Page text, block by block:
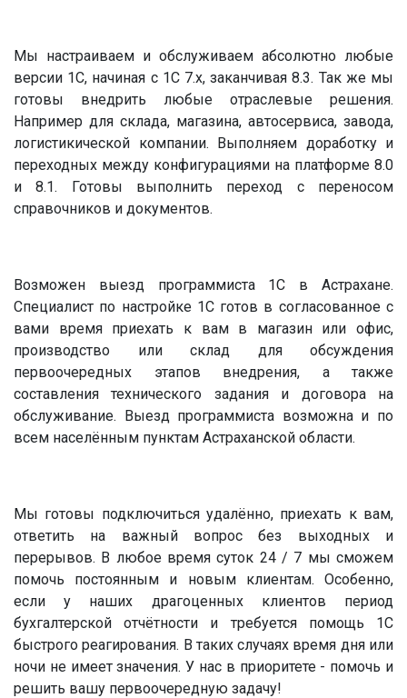
Мы настраиваем и обслуживаем абсолютно любые
версии 1С, начиная с 1С 7.х, заканчивая 8.3. Так же мы
готовы внедрить любые отраслевые решения.
Например для склада, магазина, автосервиса, завода,
логистикической компании. Выполняем доработку и
переходных между конфигурациями на платформе 8.0
и 8.1. Готовы выполнить переход с переносом
справочников и документов.
Возможен выезд программиста 1С в Астрахане.
Специалист по настройке 1С готов в согласованное с
вами время приехать к вам в магазин или офис,
производство или склад для обсуждения
первоочередных этапов внедрения, а также
составления технического задания и договора на
обслуживание. Выезд программиста возможна и по
всем населённым пунктам Астраханской области.
Мы готовы подключиться удалённо, приехать к вам,
ответить на важный вопрос без выходных и
перерывов. В любое время суток 24 / 7 мы сможем
помочь постоянным и новым клиентам. Особенно,
если у наших драгоценных клиентов период
бухгалтерской отчётности и требуется помощь 1С
быстрого реагирования. В таких случаях время дня или
ночи не имеет значения. У нас в приоритете - помочь и
решить вашу первоочередную задачу!